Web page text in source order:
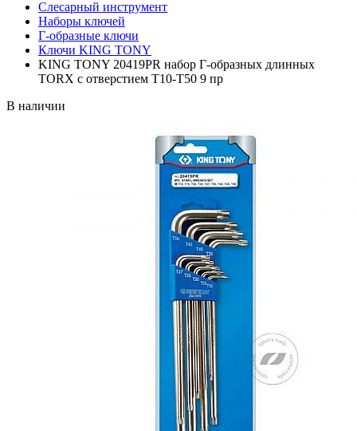
Слесарный инструмент
Наборы ключей
Г-образные ключи
Ключи KING TONY
KING TONY 20419PR набор Г-образных длинных
TORX с отверстием T10-T50 9 пр
В наличии